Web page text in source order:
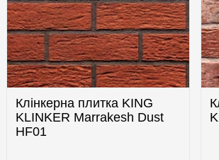
Клінкерна плитка KING
KLINKER Marrakesh Dust
HF01